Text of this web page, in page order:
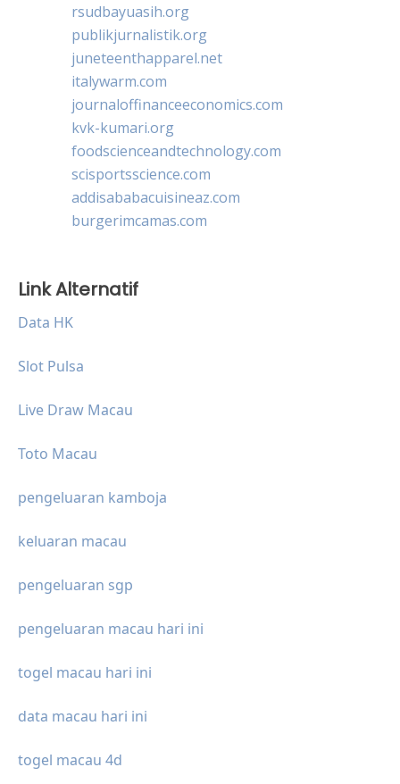
rsudbayuasih.org
publikjurnalistik.org
juneteenthapparel.net
italywarm.com
journaloffinanceeconomics.com
kvk-kumari.org
foodscienceandtechnology.com
scisportsscience.com
addisababacuisineaz.com
burgerimcamas.com
Link Alternatif
Data HK
Slot Pulsa
Live Draw Macau
Toto Macau
pengeluaran kamboja
keluaran macau
pengeluaran sgp
pengeluaran macau hari ini
togel macau hari ini
data macau hari ini
togel macau 4d